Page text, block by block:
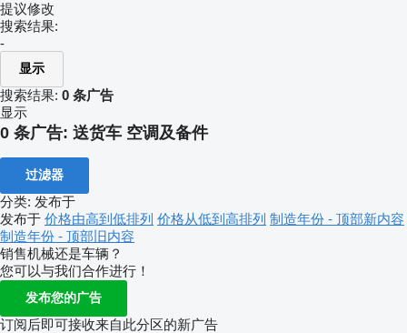
提议修改
搜索结果:
-
显示
搜索结果: 0 条广告
显示
0 条广告: 送货车 空调及备件
过滤器
分类: 发布于
发布于 价格由高到低排列 价格从低到高排列 制造年份 - 顶部新内容
制造年份 - 顶部旧内容
销售机械还是车辆？
您可以与我们合作进行！
发布您的广告
订阅后即可接收来自此分区的新广告